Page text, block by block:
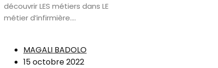
découvrir LES métiers dans LE
métier d’infirmière....
MAGALI BADOLO
15 octobre 2022